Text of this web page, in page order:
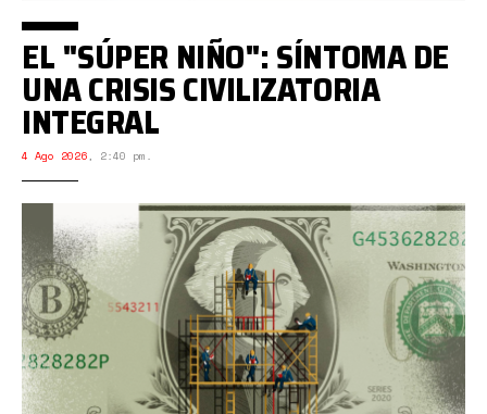
EL "SÚPER NIÑO": SÍNTOMA DE
UNA CRISIS CIVILIZATORIA
INTEGRAL
4 Ago 2026, 2:40 pm.